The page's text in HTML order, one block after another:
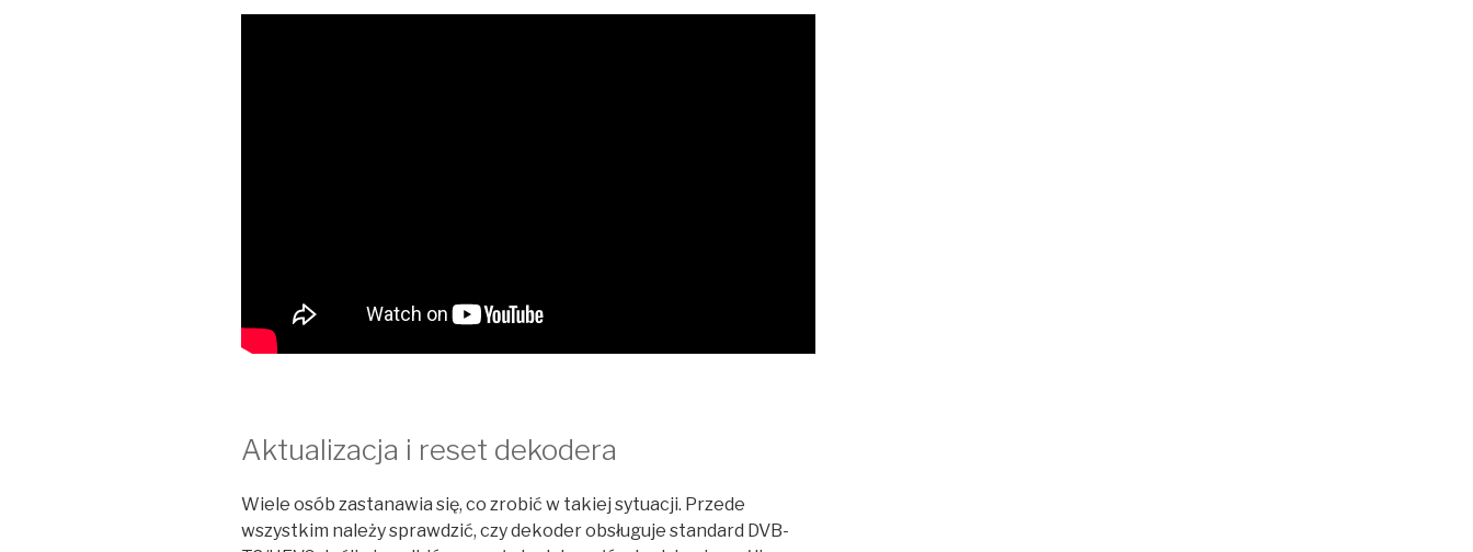
Aktualizacja i reset dekodera
Wiele osób zastanawia się, co zrobić w takiej sytuacji. Przede
wszystkim należy sprawdzić, czy dekoder obsługuje standard DVB-